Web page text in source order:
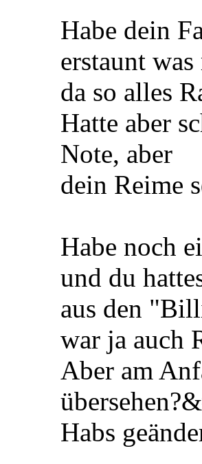
Habe dein
erstaunt was
da so alles
Hatte aber
Note, aber
dein Reime
Habe noch
und du
aus den
war ja auch
Aber am
Habs